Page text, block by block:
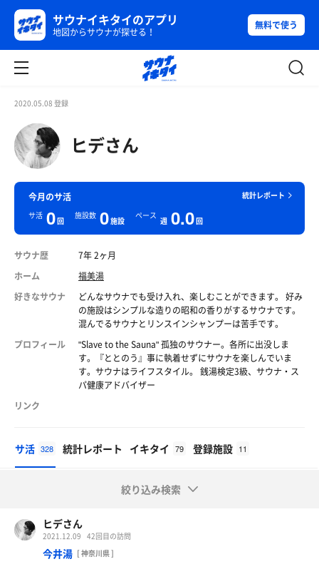
サウナイキタイのアプリ
地図からサウナが探せる！
無料で使う
2020.05.08 登録
ヒデさん
統計レポート
今月のサ活
サ活 0回
施設数 0施設
ペース
週 0.0回
サウナ歴
7年 2ヶ月
ホーム
福美湯
好きなサウナ
どんなサウナでも受け入れ、楽しむことができます。 好み
の施設はシンプルな造りの昭和の香りがするサウナです。
混んでるサウナとリンスインシャンプーは苦手です。
プロフィール
"Slave to the Sauna" 孤独のサウナー。各所に出没しま
す。『ととのう』事に執着せずにサウナを楽しんでいま
す。サウナはライフスタイル。 銭湯検定3級、サウナ・ス
パ健康アドバイザー
リンク
サ活 328 統計レポート イキタイ 79 登録施設 11
絞り込み検索
ヒデさん
2021.12.09 42回目の訪問
今井湯 [ 神奈川県 ]